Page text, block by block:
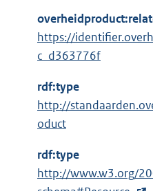
https://
c_d363776f
rdf:type
http://
oduct
rdf:type
E
http://www.w3.org/